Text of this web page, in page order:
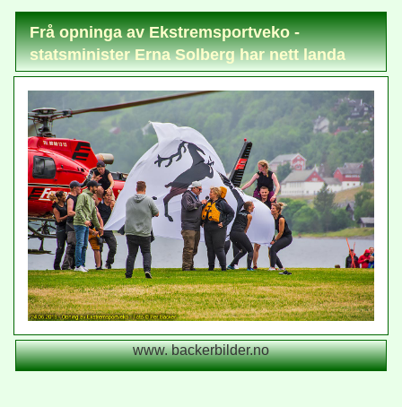
Frå opninga av Ekstremsportveko -
statsminister Erna Solberg har nett landa
www. backerbilder.no